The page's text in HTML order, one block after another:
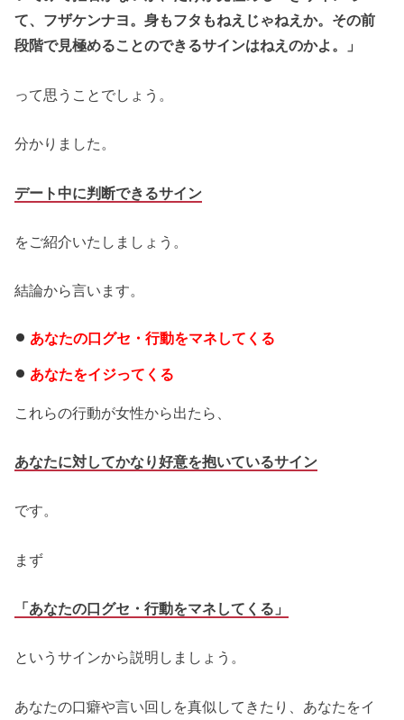
て、フザケンナヨ。身もフタもねえじゃねえか。その前
段階で見極めることのできるサインはねえのかよ。」
って思うことでしょう。
分かりました。
デート中に判断できるサイン
をご紹介いたしましょう。
結論から言います。
あなたの口グセ・行動をマネしてくる
あなたをイジってくる
これらの行動が女性から出たら、
あなたに対してかなり好意を抱いているサイン
です。
まず
「あなたの口グセ・行動をマネしてくる」
というサインから説明しましょう。
あなたの口癖や言い回しを真似してきたり、あなたをイ